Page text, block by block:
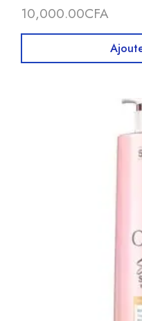
10,000.00CFA